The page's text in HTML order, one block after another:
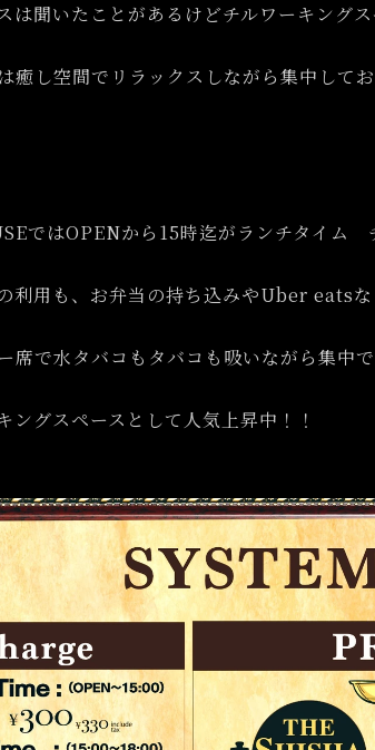
は聞いたことがあるけどチルワーキング
癒し空間でリラックスしながら集中して
ではOPENから15時迄がランチタイム
利用も、お弁当の持ち込みやUber eats
席で水タバコもタバコも吸いながら集中
ングスペースとして人気上昇中！！